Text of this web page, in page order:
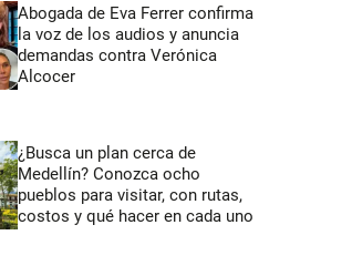
Abogada de Eva Ferrer confirma
la voz de los audios y anuncia
demandas contra Verónica
Alcocer
¿Busca un plan cerca de
Medellín? Conozca ocho
pueblos para visitar, con rutas,
costos y qué hacer en cada uno